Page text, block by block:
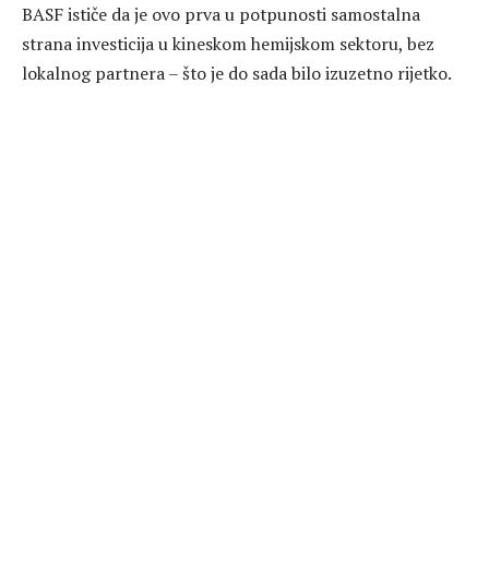
BASF ističe da je ovo prva u potpunosti samostalna
strana investicija u kineskom hemijskom sektoru, bez
lokalnog partnera – što je do sada bilo izuzetno rijetko.